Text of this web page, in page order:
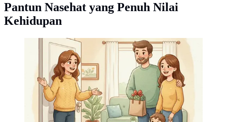
Pantun Nasehat yang Penuh Nilai
Kehidupan